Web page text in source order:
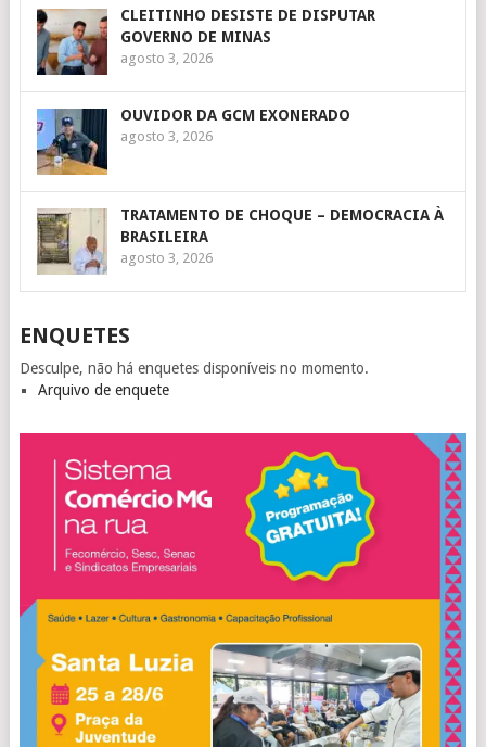
CLEITINHO DESISTE DE DISPUTAR
GOVERNO DE MINAS
agosto 3, 2026
OUVIDOR DA GCM EXONERADO
agosto 3, 2026
TRATAMENTO DE CHOQUE – DEMOCRACIA À
BRASILEIRA
agosto 3, 2026
ENQUETES
Desculpe, não há enquetes disponíveis no momento.
Arquivo de enquete